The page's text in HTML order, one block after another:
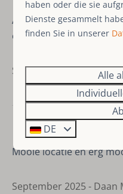
Alles super, absolut zu
empfehlen!
September 2025 -
Mooie locatie en erg
September 2025 - Daan
haben oder die sie
Dienste gesammelt
finden Sie in unserer
Alle
DE